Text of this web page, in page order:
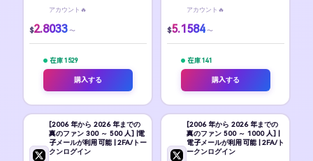
アカウント🔥
$2.8033 〜
在庫 1529
購入する
アカウント🔥
$5.1584 〜
在庫 141
購入する
[2006 年から 2026 年までの
真のファン 300 ～ 500 人] |電
子メールが利用可能 | 2FA/トー
クンログイン
[2006 年から 2026 年までの
真のファン 500 ～ 1000 人] |
電子メールが利用可能 | 2FA/ト
ークンログイン